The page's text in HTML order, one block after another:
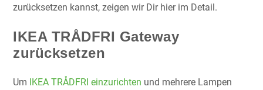
zurücksetzen kannst, zeigen wir Dir hier im Detail.
IKEA TRÅDFRI Gateway
zurücksetzen
Um IKEA TRÅDFRI einzurichten und mehrere Lampen